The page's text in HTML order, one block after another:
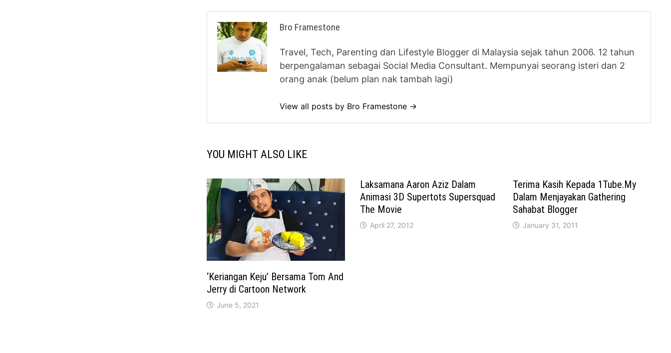
Bro Framestone
Travel, Tech, Parenting dan Lifestyle Blogger di Malaysia sejak tahun 2006. 12 tahun
berpengalaman sebagai Social Media Consultant. Mempunyai seorang isteri dan 2
orang anak (belum plan nak tambah lagi)
View all posts by Bro Framestone →
YOU MIGHT ALSO LIKE
‘Keriangan Keju’ Bersama Tom And
Jerry di Cartoon Network
June 5, 2021
Laksamana Aaron Aziz Dalam
Animasi 3D Supertots Supersquad
The Movie
April 27, 2012
Terima Kasih Kepada 1Tube.My
Dalam Menjayakan Gathering
Sahabat Blogger
January 31, 2011